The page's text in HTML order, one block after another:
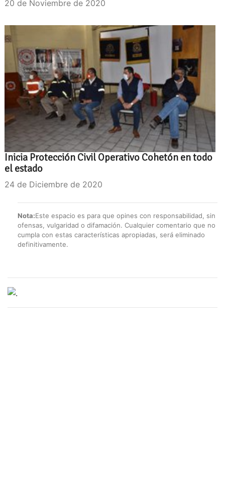
20 de Noviembre de 2020
Inicia Protección Civil Operativo Cohetón en todo
el estado
24 de Diciembre de 2020
Nota:Este espacio es para que opines con responsabilidad, sin
ofensas, vulgaridad o difamación. Cualquier comentario que no
cumpla con estas características apropiadas, será eliminado
definitivamente.